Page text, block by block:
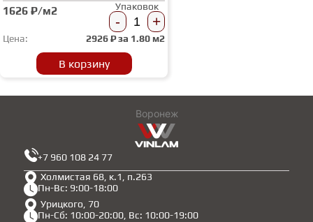
1626 ₽/м2 Упаковок
- +
Цена: 2926₽ за 1.80 м2
В корзину
Воронеж
Холмистая 68, к.1, п.263
Пн-Вс: 9:00-18:00
Урицкого, 70
Пн-Сб: 10:00-20:00, Вс: 10:00-19:00
+7 960 108 24 77